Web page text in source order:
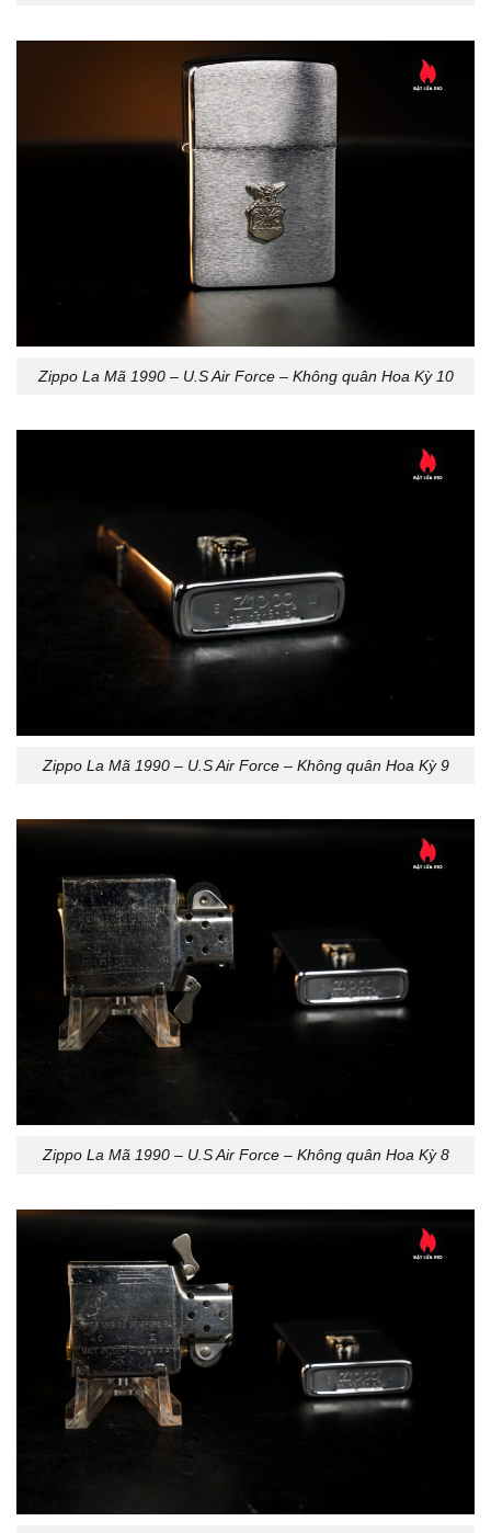
Zippo La Mã 1990 – U.S Air Force – Không quân Hoa Kỳ 10
Zippo La Mã 1990 – U.S Air Force – Không quân Hoa Kỳ 9
Zippo La Mã 1990 – U.S Air Force – Không quân Hoa Kỳ 8